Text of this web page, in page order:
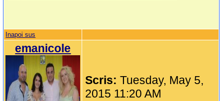
Inapoi sus
emanicole
Scris:Tuesday, May 5,
2015 11:20 AM